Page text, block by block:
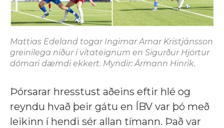
Mattias Edeland togar Ingimar Arnar Kristjánsson
greinilega niður í vítateignum en Sigurður Hjörtur
dómari dæmdi ekkert. Myndir: Ármann Hinrik.
Þórsarar hresstust aðeins eftir hlé og
reyndu hvað þeir gátu en ÍBV var þó með
leikinn í hendi sér allan tímann. Það var